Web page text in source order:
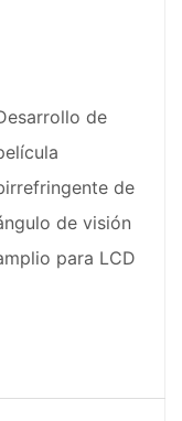
de
de
de visión
para LCD